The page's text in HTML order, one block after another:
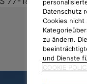
Datenschutz
Cookies nicht
zu ändern.
und Dienste
COOKIE